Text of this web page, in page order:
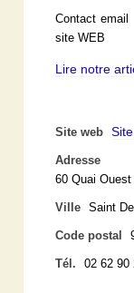
Contact email
site WEB
Lire notre
Site web
Adresse
60 Quai Ouest
Ville Saint
Code postal
Tél. 02 62 90